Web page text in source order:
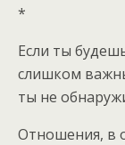
*
Если ты
слишком
ты не
Отношения, в